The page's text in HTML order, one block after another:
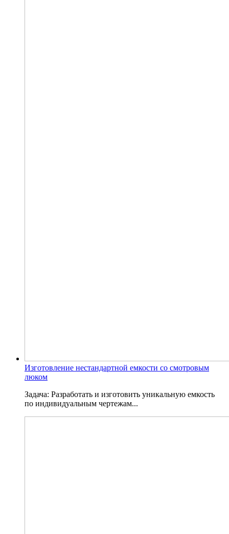
Изготовление нестандартной емкости со смотровым
люком
Задача: Разработать и изготовить уникальную емкость
по индивидуальным чертежам...